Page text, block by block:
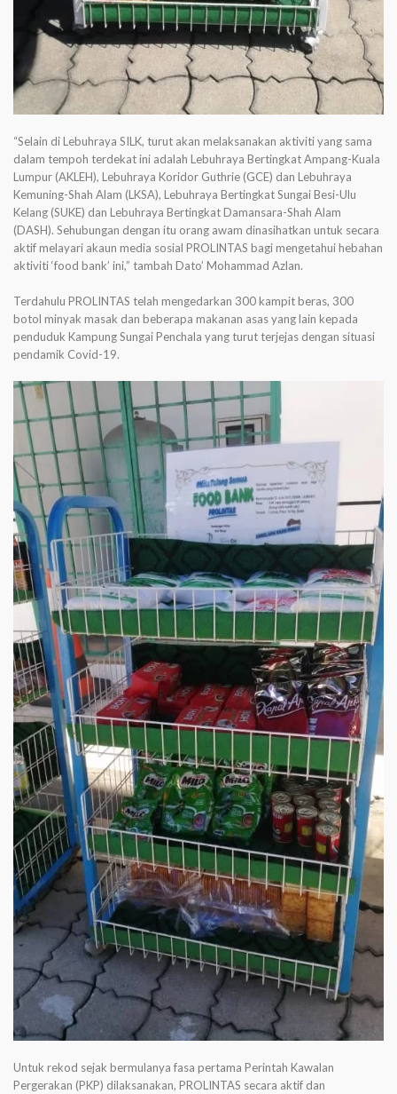
“Selain di Lebuhraya SILK, turut akan melaksanakan aktiviti yang sama
dalam tempoh terdekat ini adalah Lebuhraya Bertingkat Ampang-Kuala
Lumpur (AKLEH), Lebuhraya Koridor Guthrie (GCE) dan Lebuhraya
Kemuning-Shah Alam (LKSA), Lebuhraya Bertingkat Sungai Besi-Ulu
Kelang (SUKE) dan Lebuhraya Bertingkat Damansara-Shah Alam
(DASH). Sehubungan dengan itu orang awam dinasihatkan untuk secara
aktif melayari akaun media sosial PROLINTAS bagi mengetahui hebahan
aktiviti ‘food bank’ ini,” tambah Dato’ Mohammad Azlan.
Terdahulu PROLINTAS telah mengedarkan 300 kampit beras, 300
botol minyak masak dan beberapa makanan asas yang lain kepada
penduduk Kampung Sungai Penchala yang turut terjejas dengan situasi
pendamik Covid-19.
Untuk rekod sejak bermulanya fasa pertama Perintah Kawalan
Pergerakan (PKP) dilaksanakan, PROLINTAS secara aktif dan